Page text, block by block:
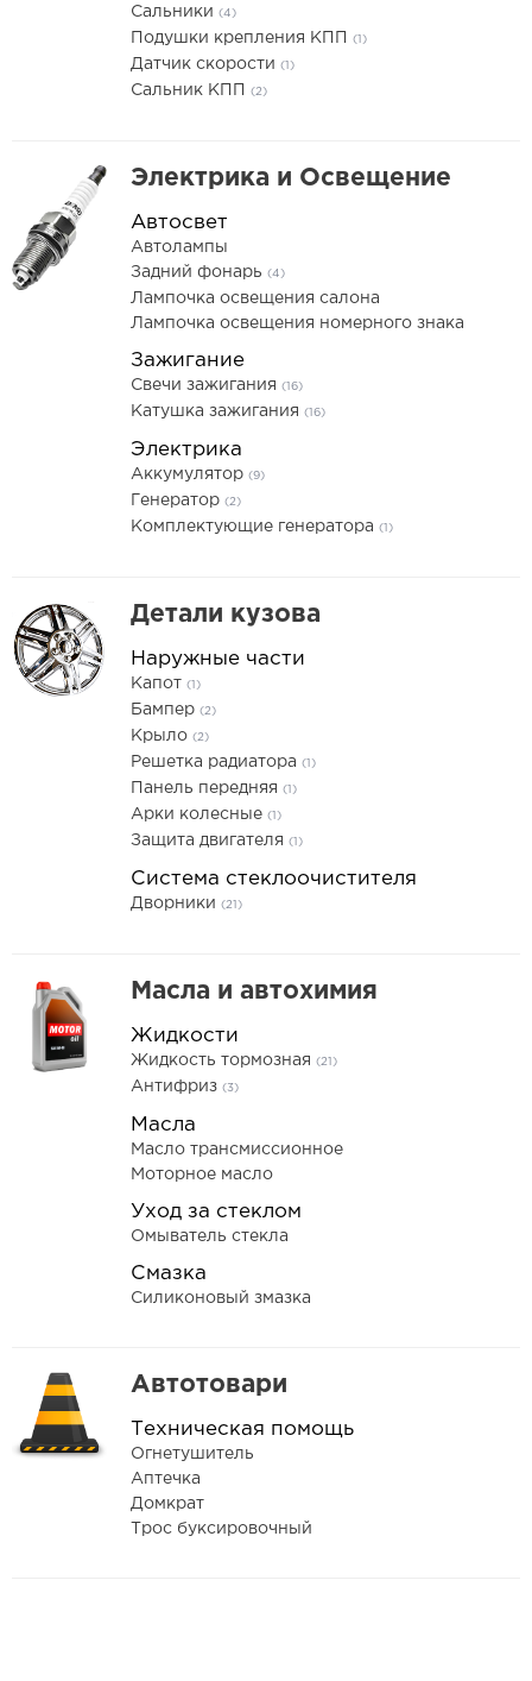
Сальники (4)
Подушки крепления КПП (1)
Датчик скорости (1)
Сальник КПП (2)
Электрика и Освещение
Автосвет
Автолампы
Задний фонарь (4)
Лампочка освещения салона
Лампочка освещения номерного знака
Зажигание
Свечи зажигания (16)
Катушка зажигания (16)
Электрика
Аккумулятор (9)
Генератор (2)
Комплектующие генератора (1)
Детали кузова
Наружные части
Капот (1)
Бампер (2)
Крыло (2)
Решетка радиатора (1)
Панель передняя (1)
Арки колесные (1)
Защита двигателя (1)
Система стеклоочистителя
Дворники (21)
Масла и автохимия
Жидкости
Жидкость тормозная (21)
Антифриз (3)
Масла
Масло трансмиссионное
Моторное масло
Уход за стеклом
Омыватель стекла
Смазка
Силиконовый змазка
Автотовари
Техническая помощь
Огнетушитель
Аптечка
Домкрат
Трос буксировочный